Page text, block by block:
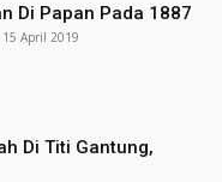
Di Papan Pada 1887
15 April 2019
Di Titi Gantung,